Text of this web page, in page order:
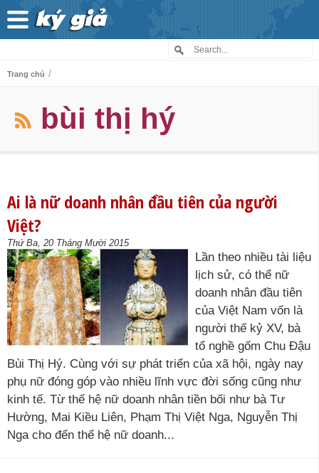
Trang chủ /
bùi thị hý
Ai là nữ doanh nhân đầu tiên của người
Việt?
Thứ Ba, 20 Tháng Mười 2015
Lần theo nhiều tài liệu
lịch sử, có thể nữ
doanh nhân đầu tiên
của Việt Nam vốn là
người thế kỷ XV, bà
tổ nghề gốm Chu Đậu
Bùi Thị Hý. Cùng với sự phát triển của xã hội, ngày nay
phụ nữ đóng góp vào nhiều lĩnh vực đời sống cũng như
kinh tế. Từ thế hệ nữ doanh nhân tiền bối như bà Tư
Hường, Mai Kiều Liên, Phạm Thị Việt Nga, Nguyễn Thị
Nga cho đến thế hệ nữ doanh...